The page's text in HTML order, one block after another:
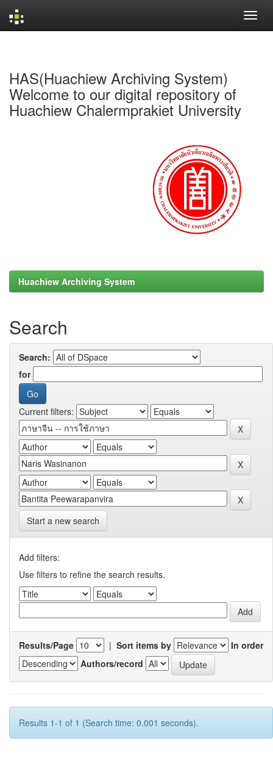
HAS(Huachiew Archiving System)
Welcome to our digital repository of
Huachiew Chalermprakiet University
Huachiew Archiving System
Search
Search:
for
Current filters:
Start a new search
Add filters:
Use filters to refine the search results.
Results/Page | Sort items by
In order
Authors/record
Results 1-1 of 1 (Search time: 0.001 seconds).